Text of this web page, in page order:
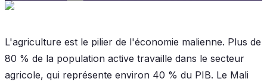
L'agriculture est le pilier de l'économie malienne. Plus de
80 % de la population active travaille dans le secteur
agricole, qui représente environ 40 % du PIB. Le Mali